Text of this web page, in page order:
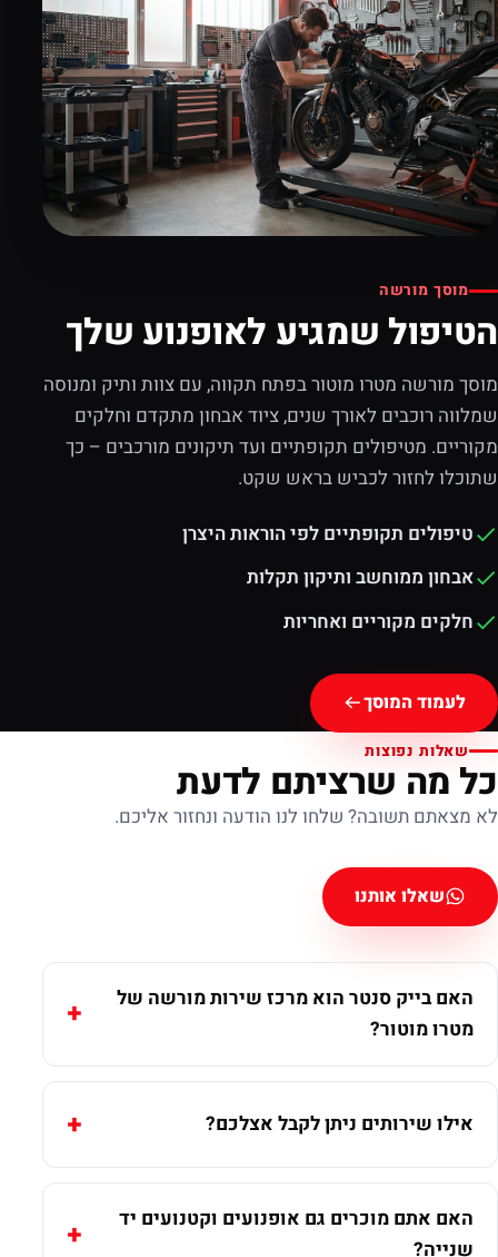
מוסך מורשה
הטיפול שמגיע לאופנוע שלך
מוסך מורשה מטרו מוטור בפתח תקווה, עם צוות ותיק ומנוסה
שמלווה רוכבים לאורך שנים, ציוד אבחון מתקדם וחלקים
מקוריים. מטיפולים תקופתיים ועד תיקונים מורכבים – כך
שתוכלו לחזור לכביש בראש שקט.
טיפולים תקופתיים לפי הוראות היצרן
אבחון ממוחשב ותיקון תקלות
חלקים מקוריים ואחריות
לעמוד המוסך
שאלות נפוצות
כל מה שרציתם לדעת
לא מצאתם תשובה? שלחו לנו הודעה ונחזור אליכם.
שאלו אותנו
האם בייק סנטר הוא מרכז שירות מורשה של
מטרו מוטור?
אילו שירותים ניתן לקבל אצלכם?
האם אתם מוכרים גם אופנועים וקטנועים יד
שנייה?